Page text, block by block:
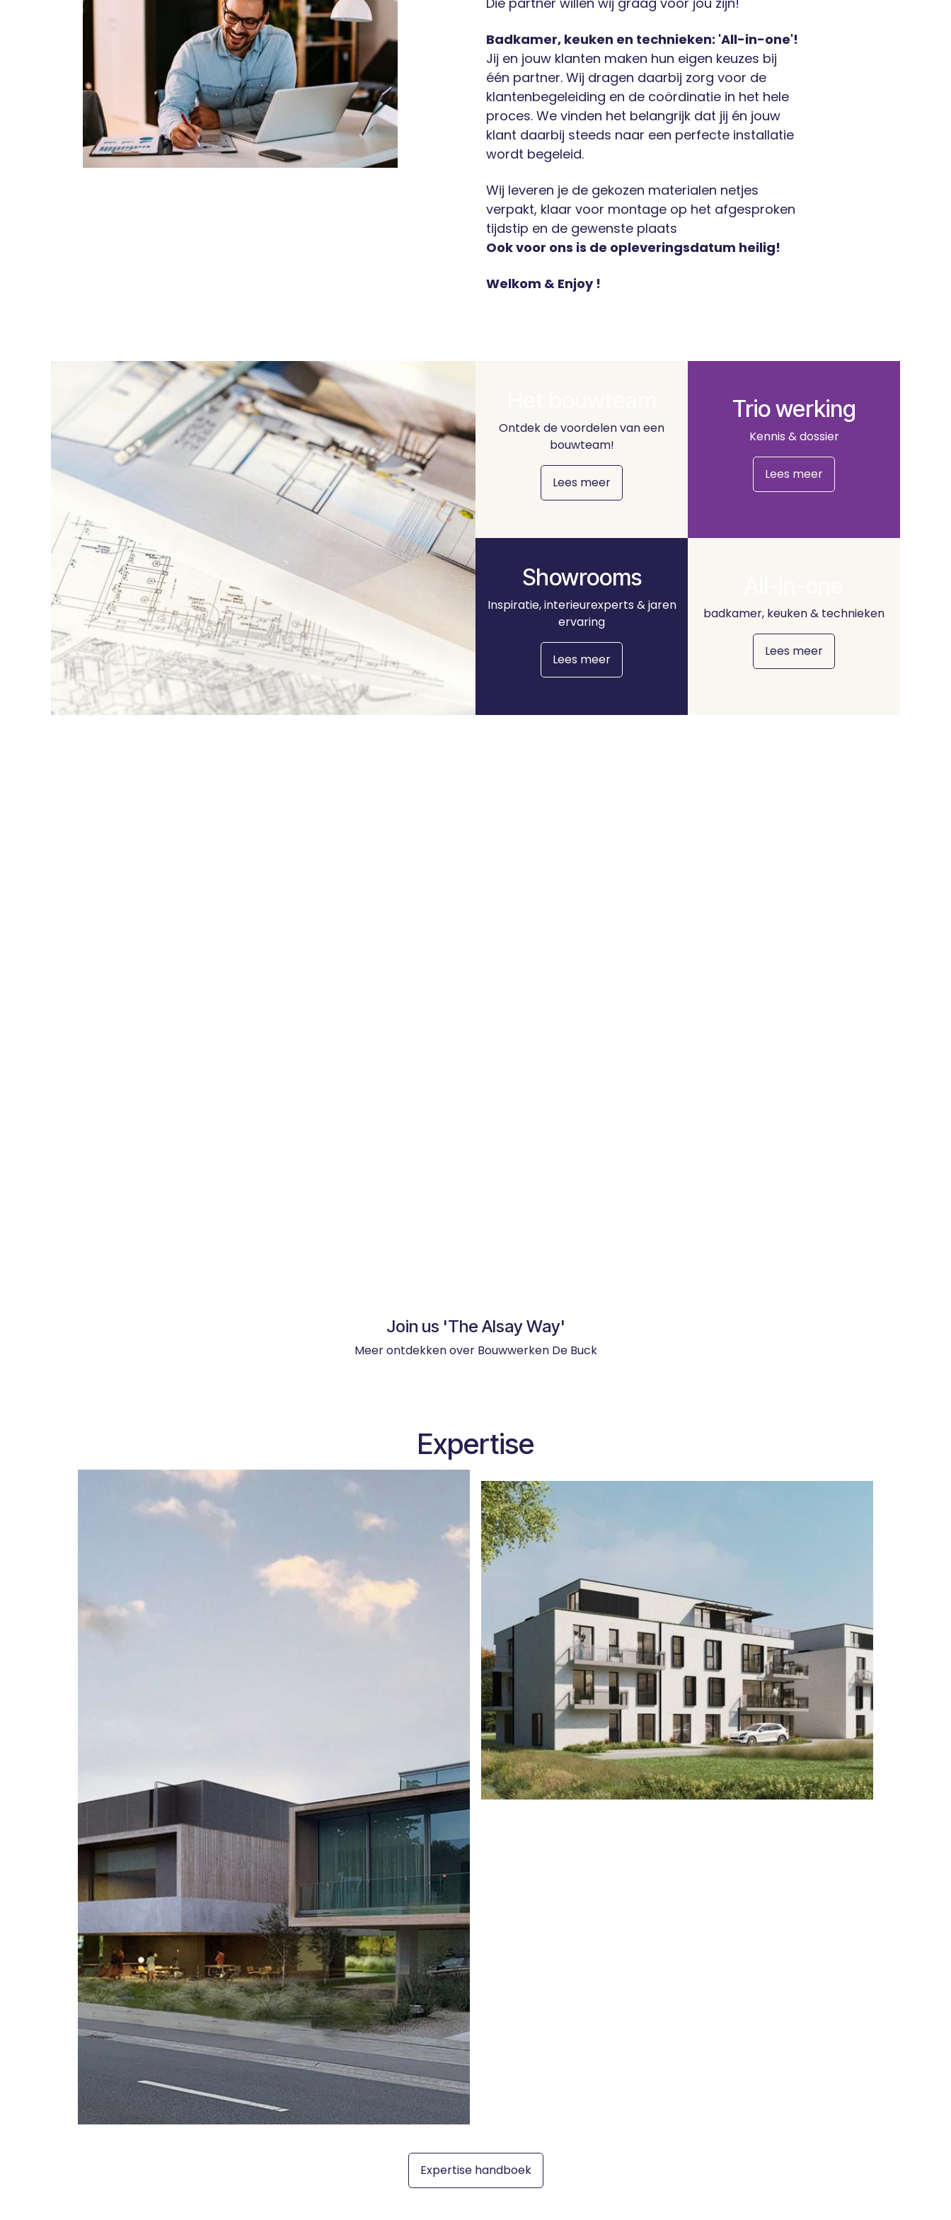
Badkamer, keuken en technieken: 'All-in-one'!
Jij en jouw klanten maken hun eigen keuzes bij
één partner. Wij dragen daarbij zorg voor de
klantenbegeleiding en de coördinatie in het hele
proces. We vinden het belangrijk dat jij én jouw
klant daarbij steeds naar een perfecte installatie
wordt begeleid.
Wij leveren je de gekozen materialen netjes
verpakt, klaar voor montage op het afgesproken
tijdstip en de gewenste plaats
Ook voor ons is de opleveringsdatum heilig!
Welkom & Enjoy !
Ontdek de voordelen van een
bouwteam!
Lees meer
Trio werking
Kennis & dossier
Lees meer
Showrooms
Inspiratie, interieurexperts & jaren
ervaring
Lees meer
badkamer, keuken & technieken
Lees meer
Join us 'The Alsay Way'
Meer ontdekken over Bouwwerken De Buck
Expertise
Expertise handboek